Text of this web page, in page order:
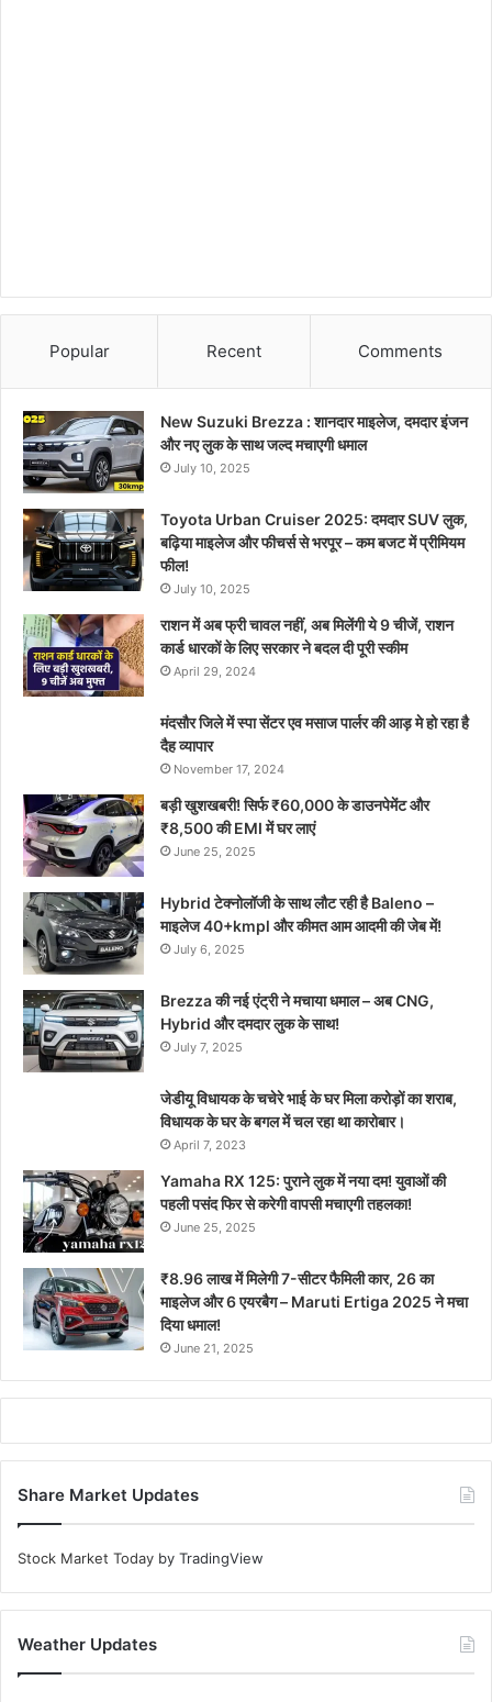
Popular Recent Comments
New Suzuki Brezza : शानदार माइलेज, दमदार इंजन
और नए लुक के साथ जल्द मचाएगी धमाल
July 10, 2025
Toyota Urban Cruiser 2025: दमदार SUV लुक,
बढ़िया माइलेज और फीचर्स से भरपूर – कम बजट में प्रीमियम
फील!
July 10, 2025
राशन में अब फ्री चावल नहीं, अब मिलेंगी ये 9 चीजें, राशन
कार्ड धारकों के लिए सरकार ने बदल दी पूरी स्कीम
April 29, 2024
मंदसौर जिले में स्पा सेंटर एव मसाज पार्लर की आड़ मे हो रहा है
दैह व्यापार
November 17, 2024
बड़ी खुशखबरी! सिर्फ ₹60,000 के डाउनपेमेंट और
₹8,500 की EMI में घर लाएं
June 25, 2025
Hybrid टेक्नोलॉजी के साथ लौट रही है Baleno –
माइलेज 40+kmpl और कीमत आम आदमी की जेब में!
July 6, 2025
Brezza की नई एंट्री ने मचाया धमाल – अब CNG,
Hybrid और दमदार लुक के साथ!
July 7, 2025
जेडीयू विधायक के चचेरे भाई के घर मिला करोड़ों का शराब,
विधायक के घर के बगल में चल रहा था कारोबार।
April 7, 2023
Yamaha RX 125: पुराने लुक में नया दम! युवाओं की
पहली पसंद फिर से करेगी वापसी मचाएगी तहलका!
June 25, 2025
₹8.96 लाख में मिलेगी 7-सीटर फैमिली कार, 26 का
माइलेज और 6 एयरबैग – Maruti Ertiga 2025 ने मचा
दिया धमाल!
June 21, 2025
Share Market Updates
Stock Market Today by TradingView
Weather Updates